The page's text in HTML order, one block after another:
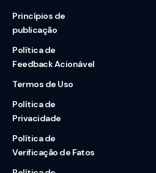
Princípios de
publicação
Política de
Feedback Acionável
Termos de Uso
Política de
Privacidade
Política de
Verificação de Fatos